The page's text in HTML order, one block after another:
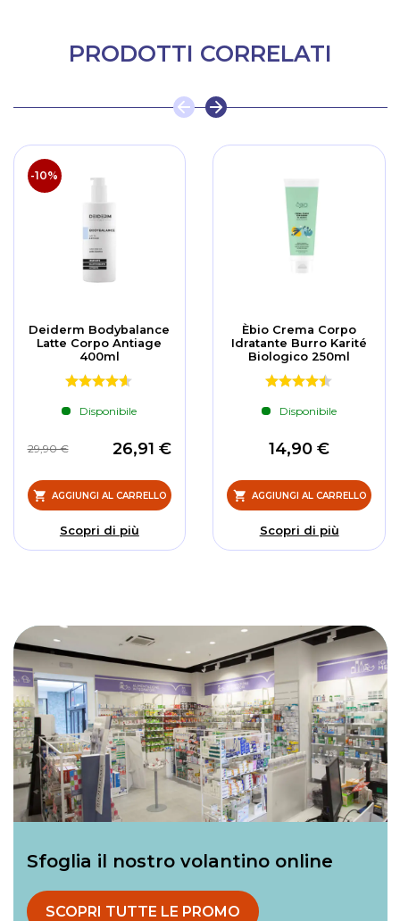
PRODOTTI CORRELATI
-10%
Deiderm Bodybalance
Latte Corpo Antiage
400ml
Disponibile
26,91 €
29,90 €
AGGIUNGI AL CARRELLO
Scopri di più
Èbio Crema Corpo
Idratante Burro Karité
Biologico 250ml
Disponibile
14,90 €
AGGIUNGI AL CARRELLO
Scopri di più
Sfoglia il nostro volantino online
SCOPRI TUTTE LE PROMO